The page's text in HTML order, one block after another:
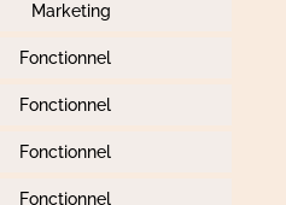
Marketing
Fonctionnel
Fonctionnel
Fonctionnel
Fonctionnel